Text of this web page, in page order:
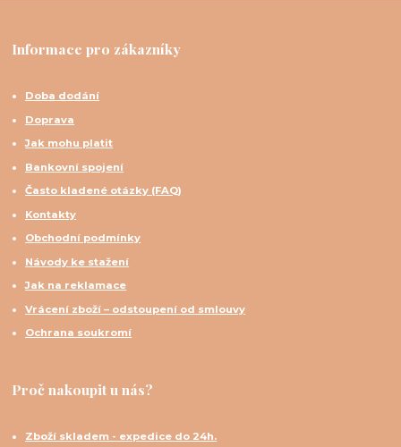
Informace pro zákazníky
Doba dodání
Doprava
Jak mohu platit
Bankovní spojení
Často kladené otázky (FAQ)
Kontakty
Obchodní podmínky
Návody ke stažení
Jak na reklamace
Vrácení zboží – odstoupení od smlouvy
Ochrana soukromí
Proč nakoupit u nás?
Zboží skladem - expedice do 24h.